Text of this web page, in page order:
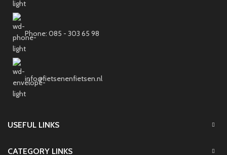
Phone: 085 - 303 65 98
info@fietsenenfietsen.nl
USEFUL LINKS
CATEGORY LINKS